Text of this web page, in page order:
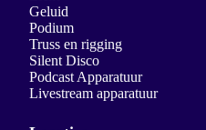
Geluid
Podium
Truss en rigging
Silent Disco
Podcast Apparatuur
Livestream apparatuur